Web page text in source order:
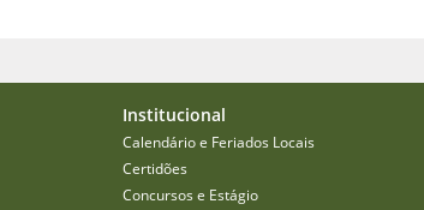
Institucional
Calendário e Feriados Locais
Certidões
Concursos e Estágio